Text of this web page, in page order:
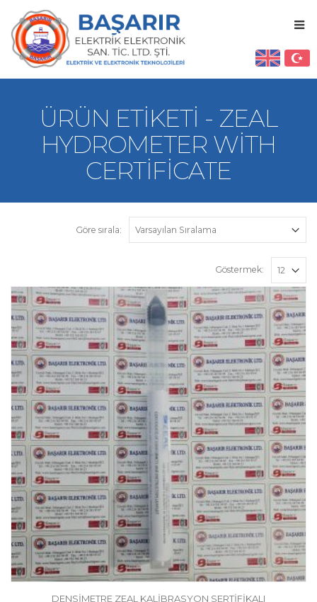
ÜRÜN ETIKETI - ZEAL
HYDROMETER WITH
CERTIFICATE
Göre sırala:
Göstermek:
DENSİMETRE ZEAL KALİBRASYON SERTİFİKALI